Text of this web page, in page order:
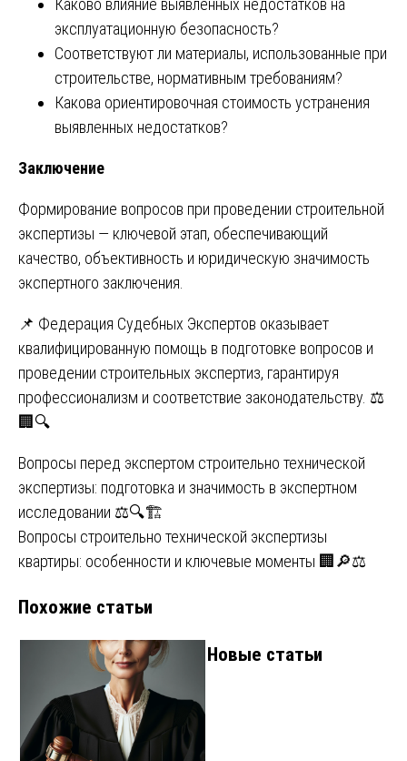
Каково влияние выявленных недостатков на
эксплуатационную безопасность?
Соответствуют ли материалы, использованные при
строительстве, нормативным требованиям?
Какова ориентировочная стоимость устранения
выявленных недостатков?
Заключение
Формирование вопросов при проведении строительной
экспертизы — ключевой этап, обеспечивающий
качество, объективность и юридическую значимость
экспертного заключения.
📌 Федерация Судебных Экспертов оказывает
квалифицированную помощь в подготовке вопросов и
проведении строительных экспертиз, гарантируя
профессионализм и соответствие законодательству. ⚖️
🏢🔍
Навигация
по
записям
Вопросы перед экспертом строительно технической
экспертизы: подготовка и значимость в экспертном
исследовании ⚖️🔍🏗
Вопросы строительно технической экспертизы
квартиры: особенности и ключевые моменты 🏢🔎⚖️
Похожие статьи
Новые статьи